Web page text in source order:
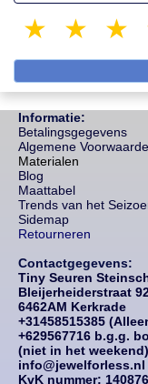
2
1 star
Informatie:
Betalingsgegevens
Algemene
Materialen
Blog
Maattabel
Trends van het
Sidemap
Retourneren
Contactgegevens:
Tiny Seuren
Bleijerheiderstraat
6462AM Kerkrade
+31458515385
+629567716 b.g.g.
(niet in het weekend)
KvK nummer: 14087